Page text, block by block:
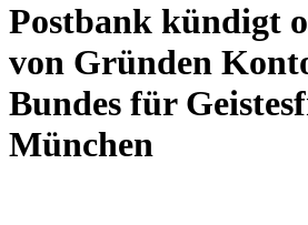
Postbank kündigt
von Gründen
Bundes für
München